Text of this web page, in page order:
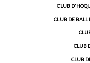
CLUB
CLUB DE BALL
CLUB
CLUB